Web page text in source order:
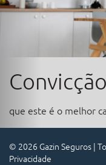
Convicção
que este é o melhor
© 2026 Gazin Seguros |
Privacidade